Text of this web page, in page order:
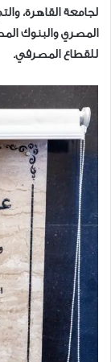
لجامعة القاهرة،
المصري والبنوك
للقطاع المصرفي.